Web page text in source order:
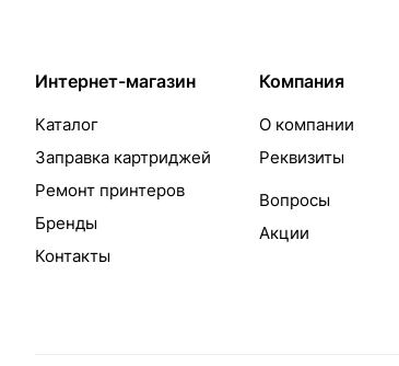
Интернет-магазин
Каталог
Заправка картриджей
Ремонт принтеров
Бренды
Контакты
Компания
О компании
Реквизиты
Вопросы
Акции